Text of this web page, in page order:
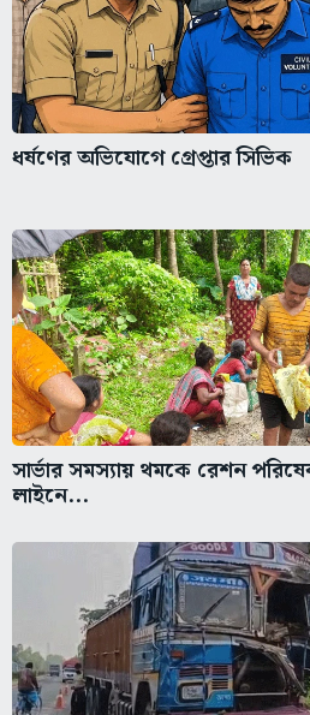
ধর্ষণের অভিযোগে গ্রেপ্তার সিভিক
সার্ভার সমস্যায় থমকে রেশন
লাইনে...